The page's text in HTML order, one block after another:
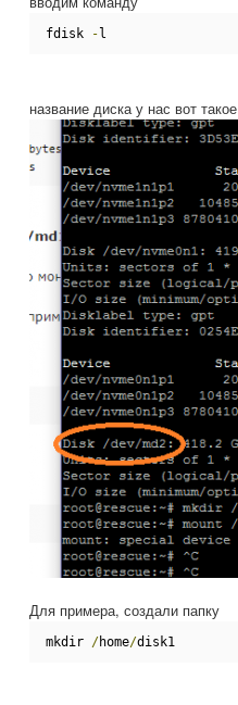
fdisk - l
название диска у нас вот такое
Для примера, создали папку
mkdir /home/disk1